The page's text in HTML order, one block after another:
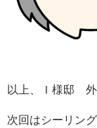
以上、Ｉ様邸 外
次回はシーリン